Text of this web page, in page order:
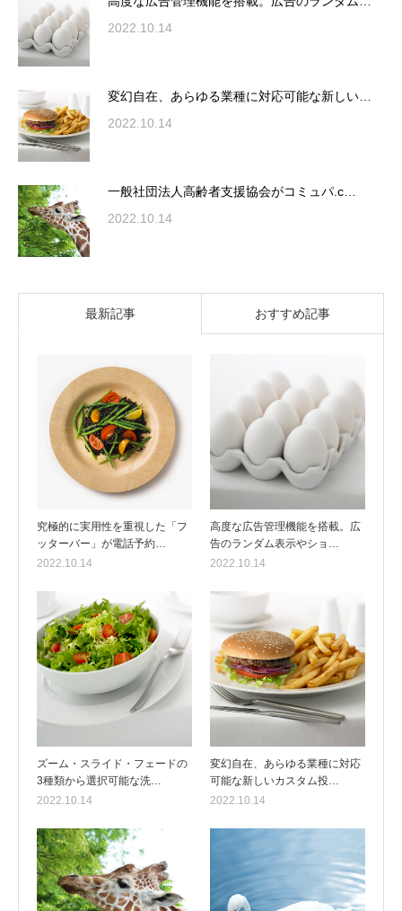
2022.10.14
変幻自在、あらゆる業種に対応可能な新しい…
2022.10.14
一般社団法人高齢者支援協会がコミュパ.c…
2022.10.14
最新記事 おすすめ記事
究極的に実用性を重視した「フ
ッターバー」が電話予約…
2022.10.14
高度な広告管理機能を搭載。広
告のランダム表示やショ…
2022.10.14
ズーム・スライド・フェードの
3種類から選択可能な洗…
2022.10.14
変幻自在、あらゆる業種に対応
可能な新しいカスタム投…
2022.10.14